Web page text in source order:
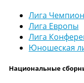
Лига
Лига Европы
Лига
Юношеская
Национальные